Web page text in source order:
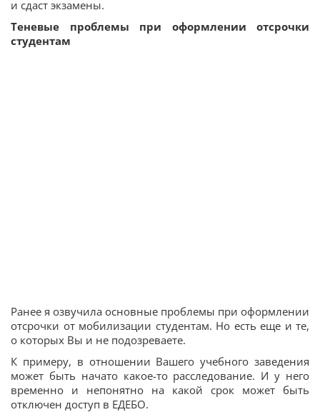
и сдаст экзамены.
Теневые проблемы при оформлении отсрочки
студентам
Ранее я озвучила основные проблемы при оформлении
отсрочки от мобилизации студентам. Но есть еще и те,
о которых Вы и не подозреваете.
К примеру, в отношении Вашего учебного заведения
может быть начато какое-то расследование. И у него
временно и непонятно на какой срок может быть
отключен доступ в ЕДЕБО.